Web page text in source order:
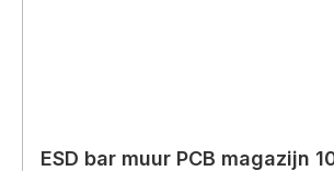
ESD bar muur PCB magazijn